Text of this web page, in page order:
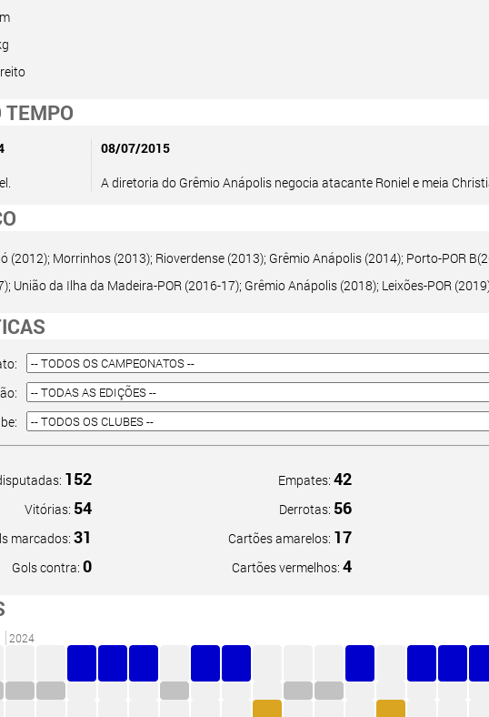
TEMPO
08/07/2015
A diretoria do Grêmio Anápolis negocia atacante Roniel e meia
(2012); Morrinhos (2013); Rioverdense (2013); Grêmio Anápolis (2014); Porto-POR
União da Ilha da Madeira-POR (2016-17); Grêmio Anápolis (2018); Leixões-POR
152
Vitórias: 54
marcados: 31
Gols contra: 0
Empates: 42
Derrotas: 56
Cartões amarelos: 17
Cartões vermelhos: 4
2024